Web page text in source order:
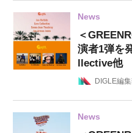
News
＜
演者1弾を
llective他
DIGLE編
News